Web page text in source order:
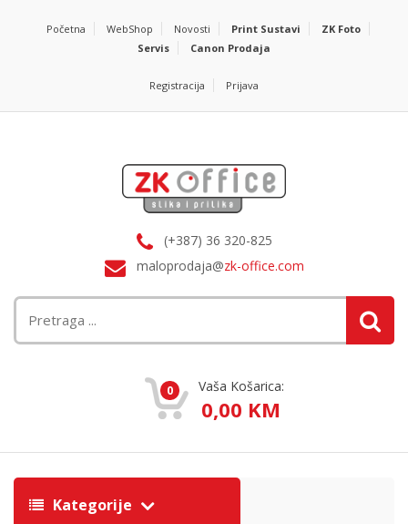
Početna WebShop Novosti Print Sustavi
ZK Foto
Servis
Canon Prodaja
Registracija Prijava
(+387) 36 320-825
maloprodaja@zk-office.com
0 Vaša Košarica:
0,00 KM
Kategorije